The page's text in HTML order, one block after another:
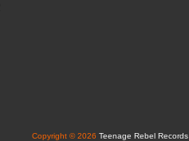
Copyright © 2026 Teenage Rebel Records